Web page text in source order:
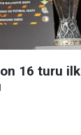
16 turu ilk